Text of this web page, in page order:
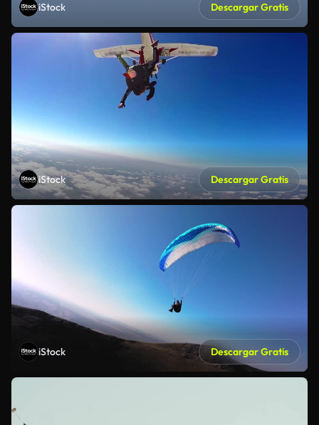
iStock Descargar Gratis
iStock Descargar Gratis
iStock Descargar Gratis